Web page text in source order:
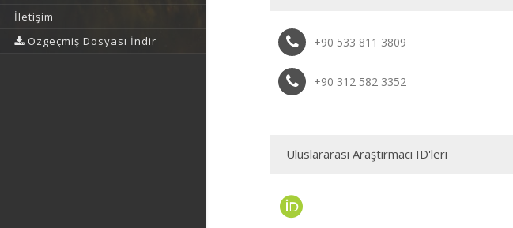
İletişim
Özgeçmiş Dosyası İndir
+90 533 811 3809
+90 312 582 3352
Uluslararası Araştırmacı ID'leri